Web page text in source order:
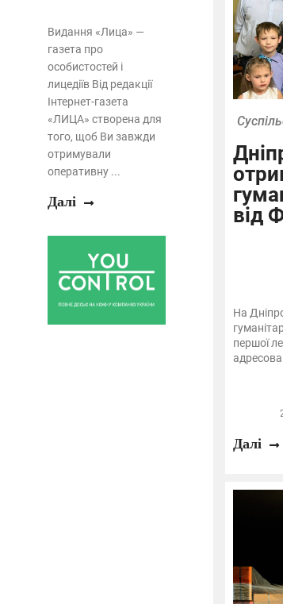
Видання «Лица» —
газета про
особистостей і
лицедіїв Від редакції
Інтернет-газета
«ЛИЦА» створена для
того, щоб Ви завжди
отримували
оперативну ...
Далі
від
На
першої
Далі